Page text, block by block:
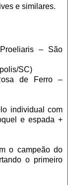
e similares.
– São
SC)
de Ferro –
individual com
e espada +
o campeão do
o primeiro